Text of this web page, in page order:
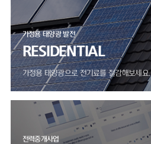
가정용 태양광 발전
RESIDENTIAL
가정용 태양광으로 전기료를 절감해보세요.
전력중개사업